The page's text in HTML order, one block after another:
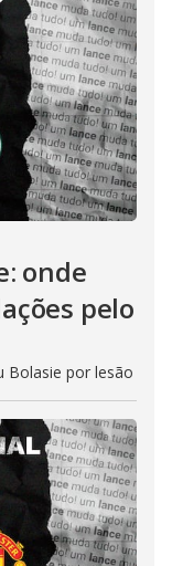
onde
pelo
Bolasie por lesão